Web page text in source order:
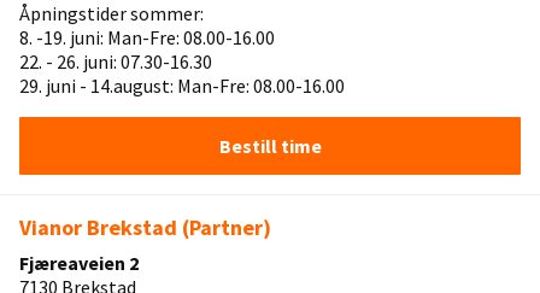
Åpningstider sommer:
8. -19. juni: Man-Fre: 08.00-16.00
22. - 26. juni: 07.30-16.30
29. juni - 14.august: Man-Fre: 08.00-16.00
Bestill time
Vianor Brekstad (Partner)
Fjæreaveien 2
7130 Brekstad